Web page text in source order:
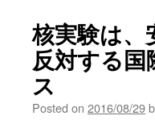
核実験は、
反対する
ス
Posted on 2016/08/29